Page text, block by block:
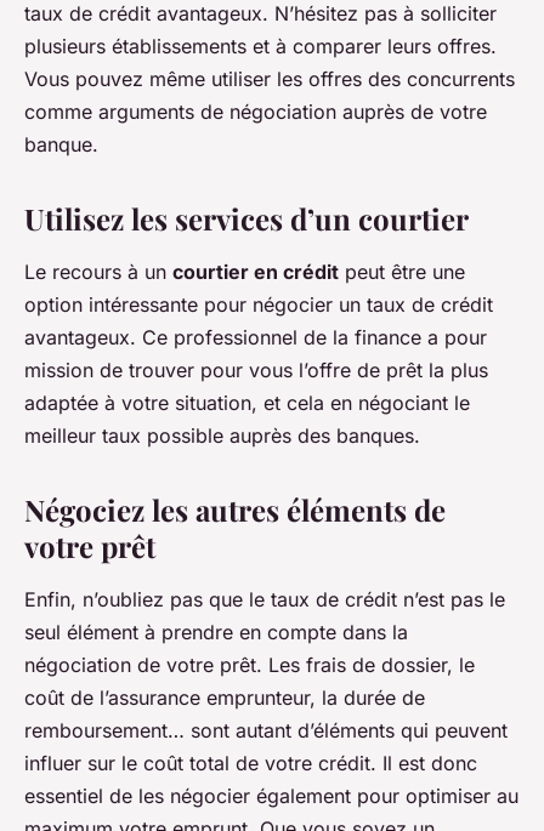
taux de crédit avantageux. N’hésitez pas à solliciter
plusieurs établissements et à comparer leurs offres.
Vous pouvez même utiliser les offres des concurrents
comme arguments de négociation auprès de votre
banque.
Utilisez les services d’un courtier
Le recours à un courtier en crédit peut être une
option intéressante pour négocier un taux de crédit
avantageux. Ce professionnel de la finance a pour
mission de trouver pour vous l’offre de prêt la plus
adaptée à votre situation, et cela en négociant le
meilleur taux possible auprès des banques.
Négociez les autres éléments de
votre prêt
Enfin, n’oubliez pas que le taux de crédit n’est pas le
seul élément à prendre en compte dans la
négociation de votre prêt. Les frais de dossier, le
coût de l’assurance emprunteur, la durée de
remboursement… sont autant d’éléments qui peuvent
influer sur le coût total de votre crédit. Il est donc
essentiel de les négocier également pour optimiser au